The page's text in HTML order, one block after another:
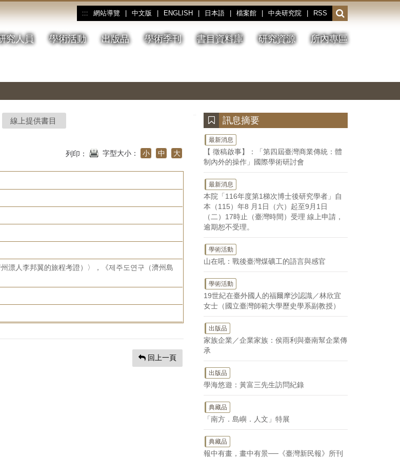
::: 網站導覽 中文版 ENGLISH 日本語 檔案館 中央研究院 RSS
開
啟
或
收
究人員 學術活動 出版品 學術季刊 書目資料庫 研究資源 所內專區
停、
圖
圖
結
線上提供書目
列印： 字型大小： 小 中 大
漂人李邦翼的旅程考證）〉，《제주도연구（濟州島
回上一頁
訊息摘要
最新消息
【 徵稿啟事】：「第四屆臺灣商業傳統：體
制內外的操作」國際學術研討會
最新消息
本院「116年度第1梯次博士後研究學者」自
本（115）年8 月1日（六）起至9月1日
（二）17時止（臺灣時間）受理 線上申請，
逾期恕不受理。
學術活動
山在吼：戰後臺灣煤礦工的語言與感官
學術活動
19世紀在臺外國人的福爾摩沙認識／林欣宜
女士（國立臺灣師範大學歷史學系副教授）
出版品
家族企業／企業家族：侯雨利與臺南幫企業傳
承
出版品
學海悠遊：黃富三先生訪問紀錄
典藏品
「南方．島嶼．人文」特展
典藏品
報中有畫，畫中有景──《臺灣新民報》所刊